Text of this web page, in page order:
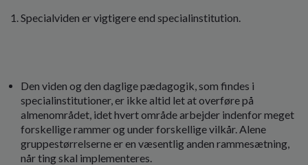
Specialviden er vigtigere end specialinstitution.
Den viden og den daglige pædagogik, som findes i
specialinstitutioner, er ikke altid let at overføre på
almenområdet, idet hvert område arbejder indenfor meget
forskellige rammer og under forskellige vilkår. Alene
gruppestørrelserne er en væsentlig anden rammesætning,
når ting skal implementeres.